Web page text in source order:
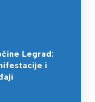
Legrad:
i